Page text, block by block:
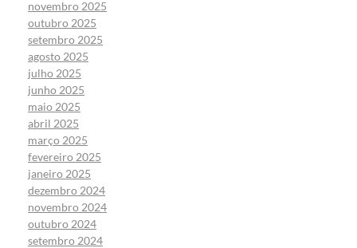
novembro 2025
outubro 2025
setembro 2025
agosto 2025
julho 2025
junho 2025
maio 2025
abril 2025
março 2025
fevereiro 2025
janeiro 2025
dezembro 2024
novembro 2024
outubro 2024
setembro 2024